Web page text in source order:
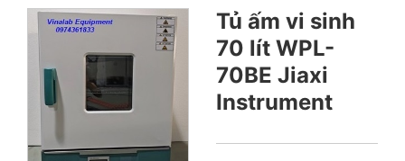
Tủ ấm vi sinh
70 lít WPL-
70BE Jiaxi
Instrument